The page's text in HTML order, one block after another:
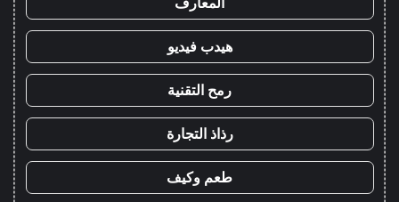
هيدب فيديو
رمح التقنية
رذاذ التجارة
طعم وكيف